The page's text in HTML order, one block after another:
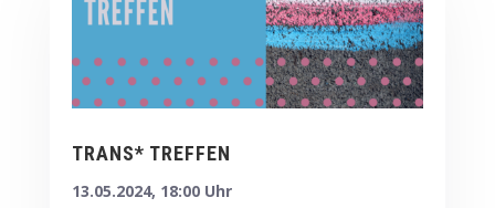
TRANS* TREFFEN
13.05.2024, 18:00 Uhr